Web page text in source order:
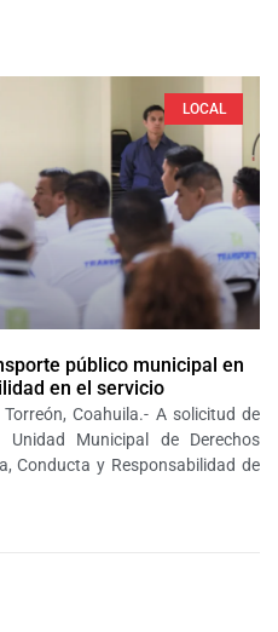
LOCAL
público municipal en
en el servicio
Coahuila.- A solicitud de
Municipal de Derechos
Conducta y Responsabilidad de